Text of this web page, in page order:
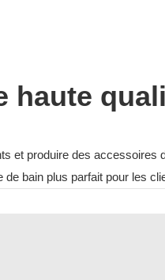
haute
et produire des accessoires
bain plus parfait pour les